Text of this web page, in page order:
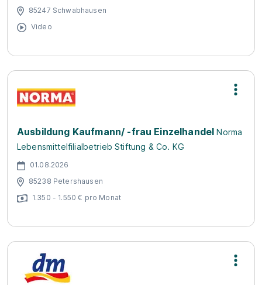
85247 Schwabhausen
Video
Ausbildung Kaufmann/ -frau Einzelhandel Norma
Lebensmittelfilialbetrieb Stiftung & Co. KG
01.08.2026
85238 Petershausen
1.350 - 1.550 € pro Monat